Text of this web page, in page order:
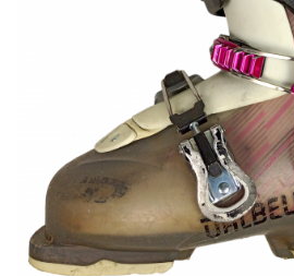
Bețe noi copii
Bețe noi modele feminine